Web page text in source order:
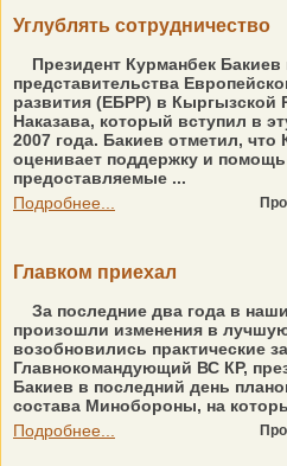
Углублять сотрудничество
Президент Курманбек Бакиев
представительства
развития (ЕБРР) в Кыргызской
Наказава, который вступил в
2007 года. Бакиев отметил,
оценивает поддержку и
предоставляемые ...
Подробнее...
Главком приехал
За последние два года в
произошли изменения в
возобновились практические
Главнокомандующий ВС КР,
Бакиев в последний день
состава Минобороны, на
Подробнее...